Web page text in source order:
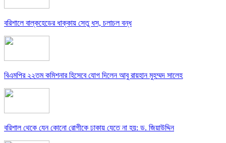
বরিশালে বাল্কহেডের ধাক্কায় সেতু ধস, চলাচল বন্ধ
বিএমপির ২২তম কমিশনার হিসেবে যোগ দিলেন আবু রায়হান মুহম্মদ সালেহ
বরিশাল থেকে যেন কোনো রোগীকে ঢাকায় যেতে না হয়: ড. জিয়াউদ্দিন